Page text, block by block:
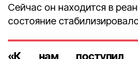
Сейчас он находится в
состояние
«К нам поступил